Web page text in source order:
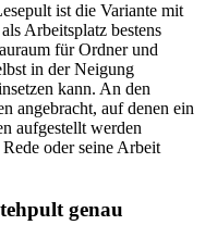
ist die Variante mit
Arbeitsplatz bestens
für Ordner und
in der Neigung
kann. An den
angebracht, auf denen ein
aufgestellt werden
oder seine Arbeit
genau